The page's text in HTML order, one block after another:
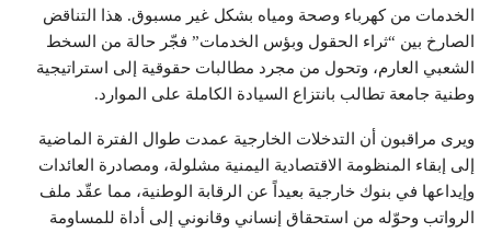
الخدمات من كهرباء وصحة ومياه بشكل غير مسبوق. هذا التناقض
الصارخ بين “ثراء الحقول وبؤس الخدمات” فجّر حالة من السخط
الشعبي العارم، وتحول من مجرد مطالبات حقوقية إلى استراتيجية
وطنية جامعة تطالب بانتزاع السيادة الكاملة على الموارد.
ويرى مراقبون أن التدخلات الخارجية عمدت طوال الفترة الماضية
إلى إبقاء المنظومة الاقتصادية اليمنية مشلولة، ومصادرة العائدات
وإيداعها في بنوك خارجية بعيداً عن الرقابة الوطنية، مما عقّد ملف
الرواتب وحوّله من استحقاق إنساني وقانوني إلى أداة للمساومة